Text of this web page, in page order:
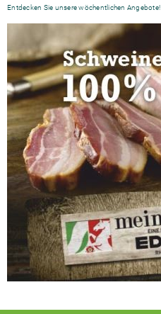
Entdecken Sie unsere wöchentlichen Angebote!